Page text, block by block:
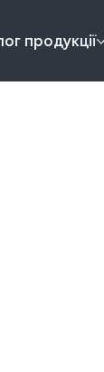
продукції